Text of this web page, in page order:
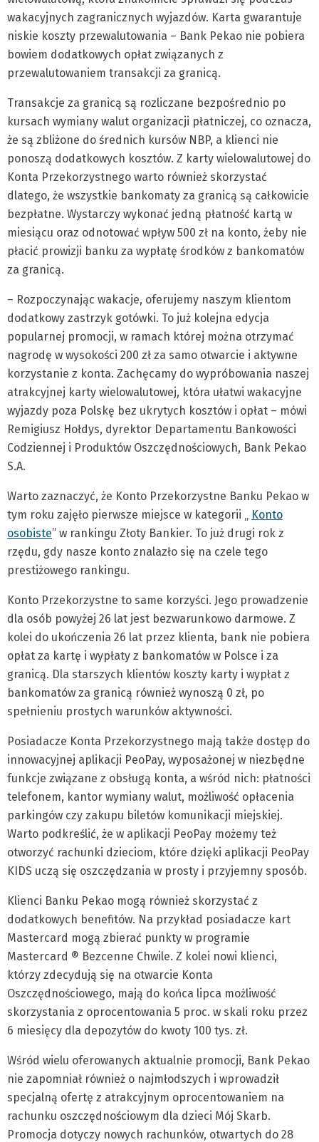
wakacyjnych zagranicznych wyjazdów. Karta gwarantuje
niskie koszty przewalutowania – Bank Pekao nie pobiera
bowiem dodatkowych opłat związanych z
przewalutowaniem transakcji za granicą.
Transakcje za granicą są rozliczane bezpośrednio po
kursach wymiany walut organizacji płatniczej, co oznacza,
że są zbliżone do średnich kursów NBP, a klienci nie
ponoszą dodatkowych kosztów. Z karty wielowalutowej do
Konta Przekorzystnego warto również skorzystać
dlatego, że wszystkie bankomaty za granicą są całkowicie
bezpłatne. Wystarczy wykonać jedną płatność kartą w
miesiącu oraz odnotować wpływ 500 zł na konto, żeby nie
płacić prowizji banku za wypłatę środków z bankomatów
za granicą.
– Rozpoczynając wakacje, oferujemy naszym klientom
dodatkowy zastrzyk gotówki. To już kolejna edycja
popularnej promocji, w ramach której można otrzymać
nagrodę w wysokości 200 zł za samo otwarcie i aktywne
korzystanie z konta. Zachęcamy do wypróbowania naszej
atrakcyjnej karty wielowalutowej, która ułatwi wakacyjne
wyjazdy poza Polskę bez ukrytych kosztów i opłat – mówi
Remigiusz Hołdys, dyrektor Departamentu Bankowości
Codziennej i Produktów Oszczędnościowych, Bank Pekao
S.A.
Warto zaznaczyć, że Konto Przekorzystne Banku Pekao w
tym roku zajęło pierwsze miejsce w kategorii „ Konto
osobiste” w rankingu Złoty Bankier. To już drugi rok z
rzędu, gdy nasze konto znalazło się na czele tego
prestiżowego rankingu.
Konto Przekorzystne to same korzyści. Jego prowadzenie
dla osób powyżej 26 lat jest bezwarunkowo darmowe. Z
kolei do ukończenia 26 lat przez klienta, bank nie pobiera
opłat za kartę i wypłaty z bankomatów w Polsce i za
granicą. Dla starszych klientów koszty karty i wypłat z
bankomatów za granicą również wynoszą 0 zł, po
spełnieniu prostych warunków aktywności.
Posiadacze Konta Przekorzystnego mają także dostęp do
innowacyjnej aplikacji PeoPay, wyposażonej w niezbędne
funkcje związane z obsługą konta, a wśród nich: płatności
telefonem, kantor wymiany walut, możliwość opłacenia
parkingów czy zakupu biletów komunikacji miejskiej.
Warto podkreślić, że w aplikacji PeoPay możemy też
otworzyć rachunki dzieciom, które dzięki aplikacji PeoPay
KIDS uczą się oszczędzania w prosty i przyjemny sposób.
Klienci Banku Pekao mogą również skorzystać z
dodatkowych benefitów. Na przykład posiadacze kart
Mastercard mogą zbierać punkty w programie
Mastercard ® Bezcenne Chwile. Z kolei nowi klienci,
którzy zdecydują się na otwarcie Konta
Oszczędnościowego, mają do końca lipca możliwość
skorzystania z oprocentowania 5 proc. w skali roku przez
6 miesięcy dla depozytów do kwoty 100 tys. zł.
Wśród wielu oferowanych aktualnie promocji, Bank Pekao
nie zapomniał również o najmłodszych i wprowadził
specjalną ofertę z atrakcyjnym oprocentowaniem na
rachunku oszczędnościowym dla dzieci Mój Skarb.
Promocja dotyczy nowych rachunków, otwartych do 28